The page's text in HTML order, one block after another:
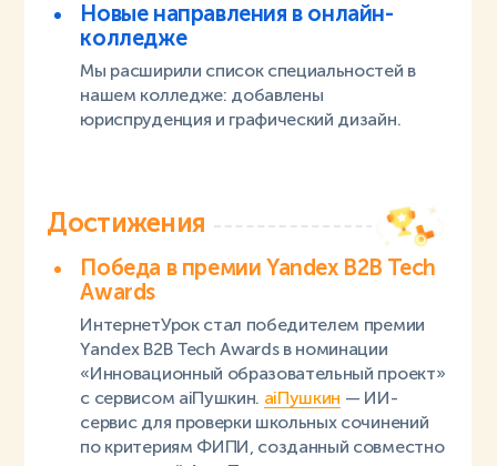
Новые направления в онлайн-
колледже
Мы расширили список специальностей в
нашем колледже: добавлены
юриспруденция и графический дизайн.
Достижения
Победа в премии Yandex B2B Tech
Awards
ИнтернетУрок стал победителем премии
Yandex B2B Tech Awards в номинации
«Инновационный образовательный проект»
с сервисом aiПушкин. aiПушкин — ИИ-
сервис для проверки школьных сочинений
по критериям ФИПИ, созданный совместно